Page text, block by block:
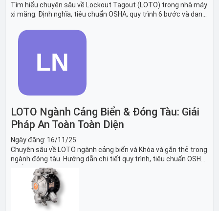
Tìm hiểu chuyên sâu về Lockout Tagout (LOTO) trong nhà máy
xi măng: Định nghĩa, tiêu chuẩn OSHA, quy trình 6 bước và danh
nghiền an toàn.
LOTO Ngành Cảng Biển & Đóng Tàu: Giải
Pháp An Toàn Toàn Diện
Ngày đăng: 16/11/25
Chuyên sâu về LOTO ngành cảng biển và Khóa và gắn thẻ trong
ngành đóng tàu. Hướng dẫn chi tiết quy trình, tiêu chuẩn OSHA,
thiết bị và Giải pháp LOTO trong công nghiệp đóng tàu toàn